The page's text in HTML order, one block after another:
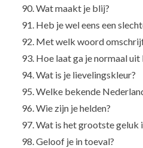
Wat maakt je blij?
Heb je wel eens een
Met welk woord
Hoe laat ga je normaal uit
Wat is je lievelingskleur?
Welke bekende
Wie zijn je helden?
Wat is het grootste geluk
Geloof je in toeval?